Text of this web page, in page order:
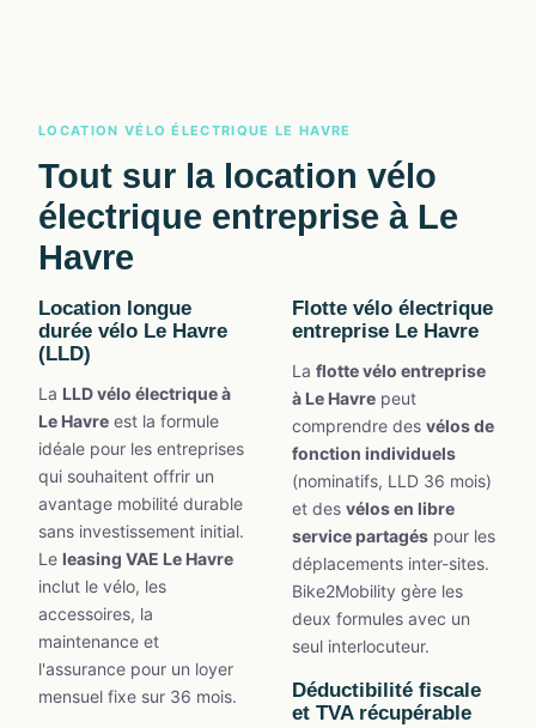
LOCATION VÉLO ÉLECTRIQUE LE HAVRE
Tout sur la location vélo
électrique entreprise à Le
Havre
Location longue
durée vélo Le Havre
(LLD)
La LLD vélo électrique à
Le Havre est la formule
idéale pour les entreprises
qui souhaitent offrir un
avantage mobilité durable
sans investissement initial.
Le leasing VAE Le Havre
inclut le vélo, les
accessoires, la
maintenance et
l'assurance pour un loyer
mensuel fixe sur 36 mois.
Flotte vélo électrique
entreprise Le Havre
La flotte vélo entreprise
à Le Havre peut
comprendre des vélos de
fonction individuels
(nominatifs, LLD 36 mois)
et des vélos en libre
service partagés pour les
déplacements inter-sites.
Bike2Mobility gère les
deux formules avec un
seul interlocuteur.
Déductibilité fiscale
et TVA récupérable